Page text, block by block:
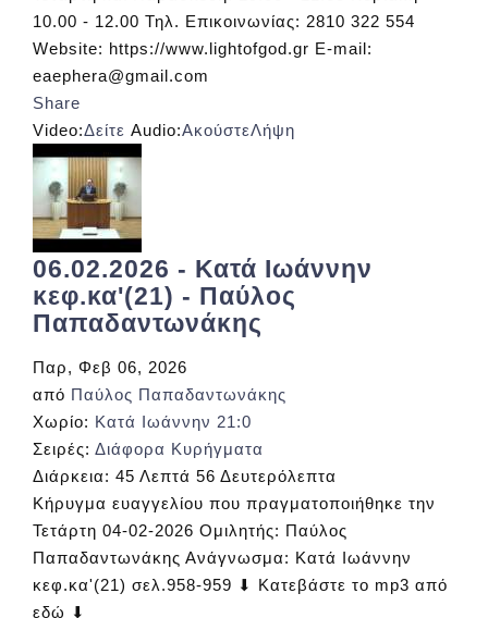
10.00 - 12.00 Τηλ. Επικοινωνίας: 2810 322 554
Website: https://www.lightofgod.gr E-mail:
eaephera@gmail.com
Share
Video:Δείτε Audio:ΑκούστεΛήψη
06.02.2026 - Κατά Ιωάννην
κεφ.κα'(21) - Παύλος
Παπαδαντωνάκης
Παρ, Φεβ 06, 2026
από Παύλος Παπαδαντωνάκης
Χωρίο: Κατά Ιωάννην 21:0
Σειρές: Διάφορα Κυρήγματα
Διάρκεια: 45 Λεπτά 56 Δευτερόλεπτα
Κήρυγμα ευαγγελίου που πραγματοποιήθηκε την
Τετάρτη 04-02-2026 Ομιλητής: Παύλος
Παπαδαντωνάκης Ανάγνωσμα: Κατά Ιωάννην
κεφ.κα'(21) σελ.958-959 ⬇ Κατεβάστε το mp3 από
εδώ ⬇